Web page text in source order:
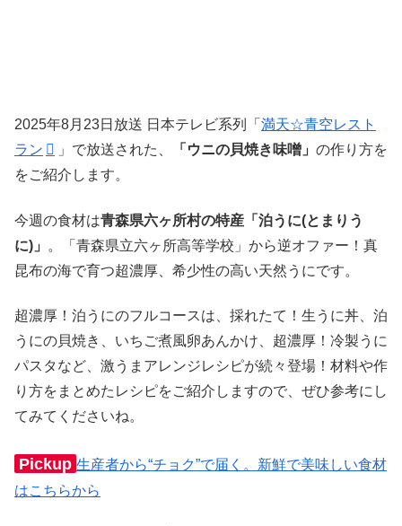
2025年8月23日放送 日本テレビ系列「 満天☆青空レスト
ラン
」で放送された、 「ウニの貝焼き味噌」 の作り方を
をご紹介します。
今週の食材は青森県六ヶ所村の特産「泊うに(とまりう
に)」
。「青森県立六ヶ所高等学校」から逆オファー！真
昆布の海で育つ超濃厚、希少性の高い天然うにです。
超濃厚！泊うにのフルコースは、採れたて！生うに丼、泊
うにの貝焼き、いちご煮風卵あんかけ、超濃厚！冷製うに
パスタなど、激うまアレンジレシピが続々登場！材料や作
り方をまとめたレシピをご紹介しますので、ぜひ参考にし
てみてくださいね。
Pickup 生産者から“チョク”で届く。新鮮で美味しい食材
はこちらから